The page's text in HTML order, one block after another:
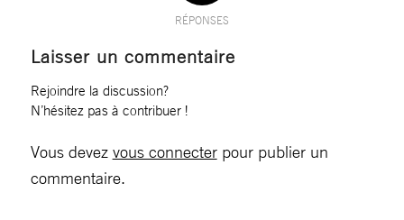
RÉPONSES
Laisser un commentaire
Rejoindre la discussion?
N’hésitez pas à contribuer !
Vous devez vous connecterpour publier un
commentaire.